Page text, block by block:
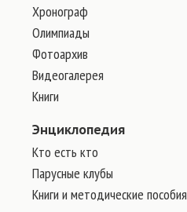
Хронограф
Олимпиады
Фотоархив
Видеогалерея
Книги
Энциклопедия
Кто есть кто
Парусные клубы
Книги и методические пособия